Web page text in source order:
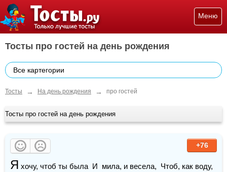
Меню
Тосты про гостей на день рождения
Все картегории
Тосты → На день рождения → про гостей
Тосты про гостей на день рождения
+76
Я хочу, чтоб ты была  И  мила, и весела,  Чтоб, как воду,